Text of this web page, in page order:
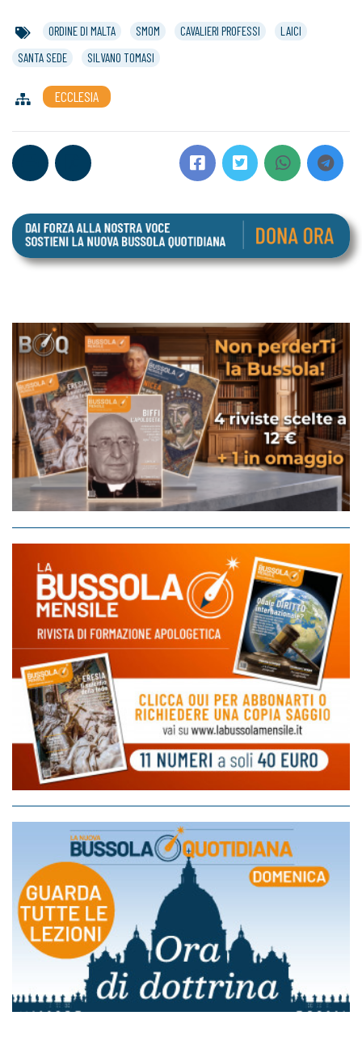
ORDINE DI MALTA SMOM CAVALIERI PROFESSI
LAICI
SANTA SEDE
SILVANO TOMASI
ECCLESIA